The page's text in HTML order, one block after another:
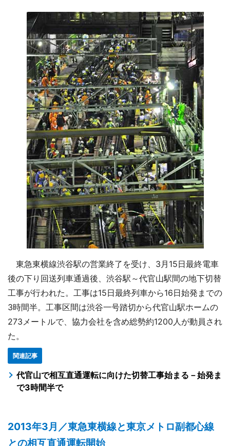
東急東横線渋谷駅の営業終了を受け、3月15日最終電車
後の下り回送列車通過後、渋谷駅～代官山駅間の地下切替
工事が行われた。工事は15日最終列車から16日始発までの
3時間半。工事区間は渋谷一号踏切から代官山駅ホームの
273メートルで、協力会社を含め総勢約1200人が動員され
た。
関連記事
代官山で相互直通運転に向けた切替工事始まる－始発ま
で3時間半で
2013年3月／東急東横線と東京メトロ副都心線
との相互直通運転開始